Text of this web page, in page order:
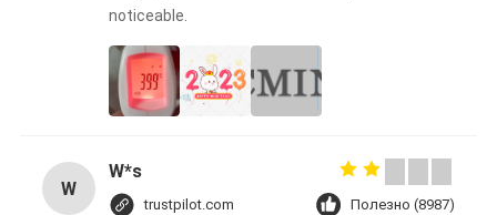
noticeable.
W
W*s
trustpilot.com Полезно (8987)